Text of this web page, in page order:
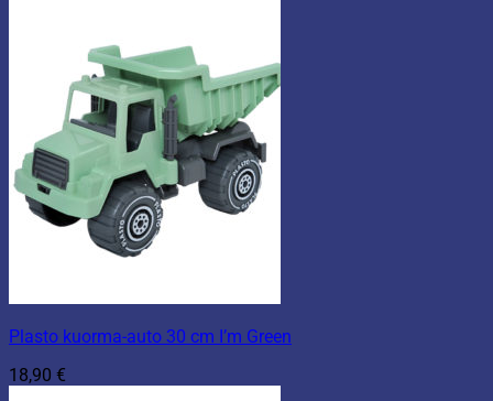
Plasto kuorma-auto 30 cm I’m Green
18,90 €